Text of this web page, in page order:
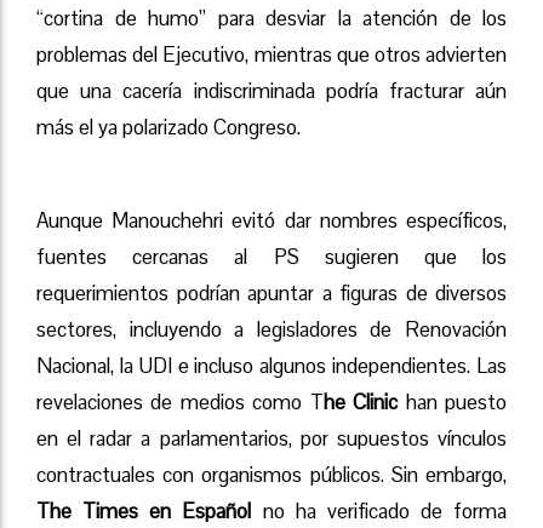
“cortina de humo” para desviar la atención de los
problemas del Ejecutivo, mientras que otros advierten
que una cacería indiscriminada podría fracturar aún
más el ya polarizado Congreso.
Aunque Manouchehri evitó dar nombres específicos,
fuentes cercanas al PS sugieren que los
requerimientos podrían apuntar a figuras de diversos
sectores, incluyendo a legisladores de Renovación
Nacional, la UDI e incluso algunos independientes. Las
revelaciones de medios como The Clinichan puesto
en el radar a parlamentarios, por supuestos vínculos
contractuales con organismos públicos. Sin embargo,
The Times en Español no ha verificado de forma